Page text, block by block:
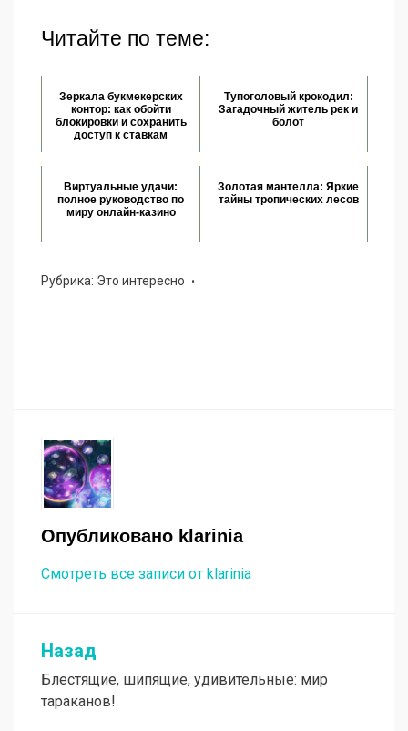
Читайте по теме:
Зеркала букмекерских
контор: как обойти
блокировки и сохранить
доступ к ставкам
Тупоголовый крокодил:
Загадочный житель рек и
болот
Виртуальные удачи:
полное руководство по
миру онлайн-казино
Золотая мантелла: Яркие
тайны тропических лесов
Рубрика: Это интересно
Опубликовано klarinia
Смотреть все записи от klarinia
Навигация
по
записям
Назад
Блестящие, шипящие, удивительные: мир
тараканов!